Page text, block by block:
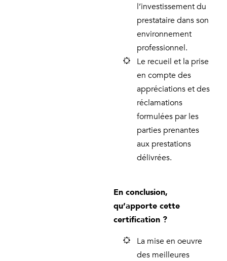
l’investissement du
prestataire dans son
environnement
professionnel.
Le recueil et la prise
en compte des
appréciations et des
réclamations
formulées par les
parties prenantes
aux prestations
délivrées.
En conclusion,
qu’apporte cette
certification ?
La mise en oeuvre
des meilleures